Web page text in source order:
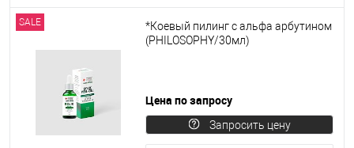
SALE
*Коевый пилинг с альфа арбутином
(PHILOSOPHY/30мл)
Цена по запросу
Запросить цену